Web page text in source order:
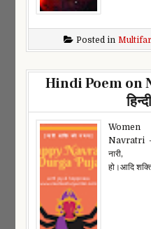
Posted in
Hindi Poem on
Women
Navratri -
नारी, तुम
हो।आदि